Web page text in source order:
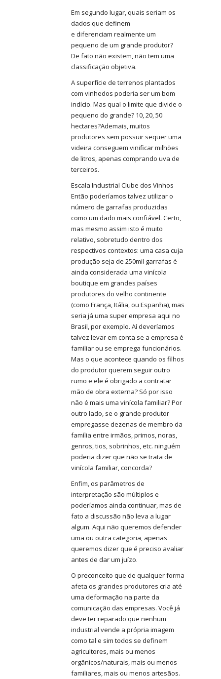
Em segundo lugar, quais seriam os
dados que definem
e diferenciam realmente um
pequeno de um grande produtor?
De fato não existem, não tem uma
classificação objetiva.
A superfície de terrenos plantados
com vinhedos poderia ser um bom
indício. Mas qual o limite que divide o
pequeno do grande? 10, 20, 50
hectares?Ademais, muitos
produtores sem possuir sequer uma
videira conseguem vinificar milhões
de litros, apenas comprando uva de
terceiros.
Escala Industrial Clube dos Vinhos
Então poderíamos talvez utilizar o
número de garrafas produzidas
como um dado mais confiável. Certo,
mas mesmo assim isto é muito
relativo, sobretudo dentro dos
respectivos contextos: uma casa cuja
produção seja de 250mil garrafas é
ainda considerada uma vinícola
boutique em grandes países
produtores do velho continente
(como França, Itália, ou Espanha), mas
seria já uma super empresa aqui no
Brasil, por exemplo. Aí deveríamos
talvez levar em conta se a empresa é
familiar ou se emprega funcionários.
Mas o que acontece quando os filhos
do produtor querem seguir outro
rumo e ele é obrigado a contratar
mão de obra externa? Só por isso
não é mais uma vinícola familiar? Por
outro lado, se o grande produtor
empregasse dezenas de membro da
família entre irmãos, primos, noras,
genros, tios, sobrinhos, etc. ninguém
poderia dizer que não se trata de
vinícola familiar, concorda?
Enfim, os parâmetros de
interpretação são múltiplos e
poderíamos ainda continuar, mas de
fato a discussão não leva a lugar
algum. Aqui não queremos defender
uma ou outra categoria, apenas
queremos dizer que é preciso avaliar
antes de dar um juízo.
O preconceito que de qualquer forma
afeta os grandes produtores cria até
uma deformação na parte da
comunicação das empresas. Você já
deve ter reparado que nenhum
industrial vende a própria imagem
como tal e sim todos se definem
agricultores, mais ou menos
orgânicos/naturais, mais ou menos
familiares, mais ou menos artesãos.